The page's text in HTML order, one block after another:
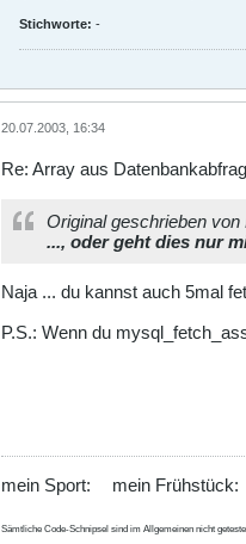
Stichworte: -
20.07.2003, 16:34
Re: Array aus
Original geschrieben von
..., oder geht dies nur
Naja ... du kannst auch 5mal
P.S.: Wenn du
mein Sport: mein Frühstück:
Sämtliche Code-Schnipsel sind im Allgemeinen nicht